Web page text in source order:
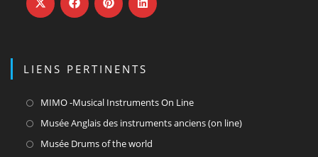
onglet
onglet
onglet
LIENS PERTINENTS
MIMO -Musical Instruments On LineS’ouvre
dans
Musée Anglais des instruments anciens (on line)S’ouvre
Musée Drums of the world